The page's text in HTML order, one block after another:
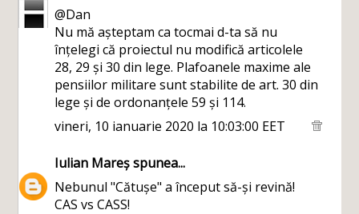
@Dan
Nu mă așteptam ca tocmai d-ta să nu
înțelegi că proiectul nu modifică articolele
28, 29 și 30 din lege. Plafoanele maxime ale
pensiilor militare sunt stabilite de art. 30 din
lege și de ordonanțele 59 și 114.
vineri, 10 ianuarie 2020 la 10:03:00 EET
Iulian Mareșspunea...
Nebunul "Cătușe" a început să-și revină!
CAS vs CASS!